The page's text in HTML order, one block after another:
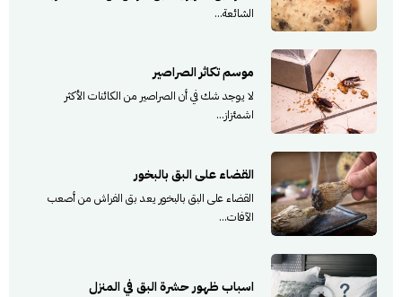
الشائعة...
موسم تكاثر الصراصير
لا يوجد شك في أن الصراصير من الكائنات الأكثر
اشمئزاز...
القضاء على البق بالبخور
القضاء على البق بالبخور يعد بق الفراش من أصعب
الآفات...
اسباب ظهور حشرة البق في المنزل